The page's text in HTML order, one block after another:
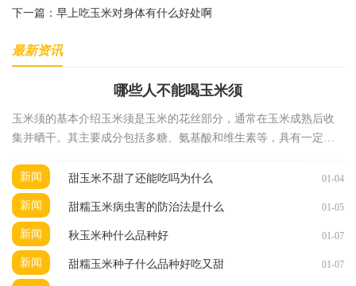
下一篇： 早上吃玉米对身体有什么好处啊
最新资讯
哪些人不能喝玉米须
玉米须的基本介绍玉米须是玉米的花丝部分，通常在玉米成熟后收
集并晒干。其主要成分包括多糖、氨基酸和维生素等，具有一定的
新闻
甜玉米不甜了还能吃吗为什么 01-04
新闻 甜糯玉米病虫害的防治法是什么 01-05
新闻 秋玉米种什么品种好 01-07
新闻 甜糯玉米种子什么品种好吃又甜 01-07